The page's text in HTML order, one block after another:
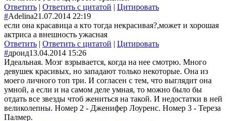
Ответить | Ответить с цитатой | Цитировать
#Adelina21.07.2014 22:19
если она красавица а кто тогда некрасивая?,может и хорошая
актриса а внешность ужасная
Ответить | Ответить с цитатой | Цитировать
#дроид13.04.2014 15:26
Идеальная. Мозг взрывается, когда на нее смотрю. Много
девушек красивых, но западают только некоторые. Она из
моего личного топ три. И согласен с тем, что выглядит она
умной, а если и на самом деле умная, то можно было бы
отдать все звезды чтоб жениться на такой. И недостатки в ней
великолепны. Номер 2 - Дженифер Лоуренс. Номер 3 - Тереза
Палмер.